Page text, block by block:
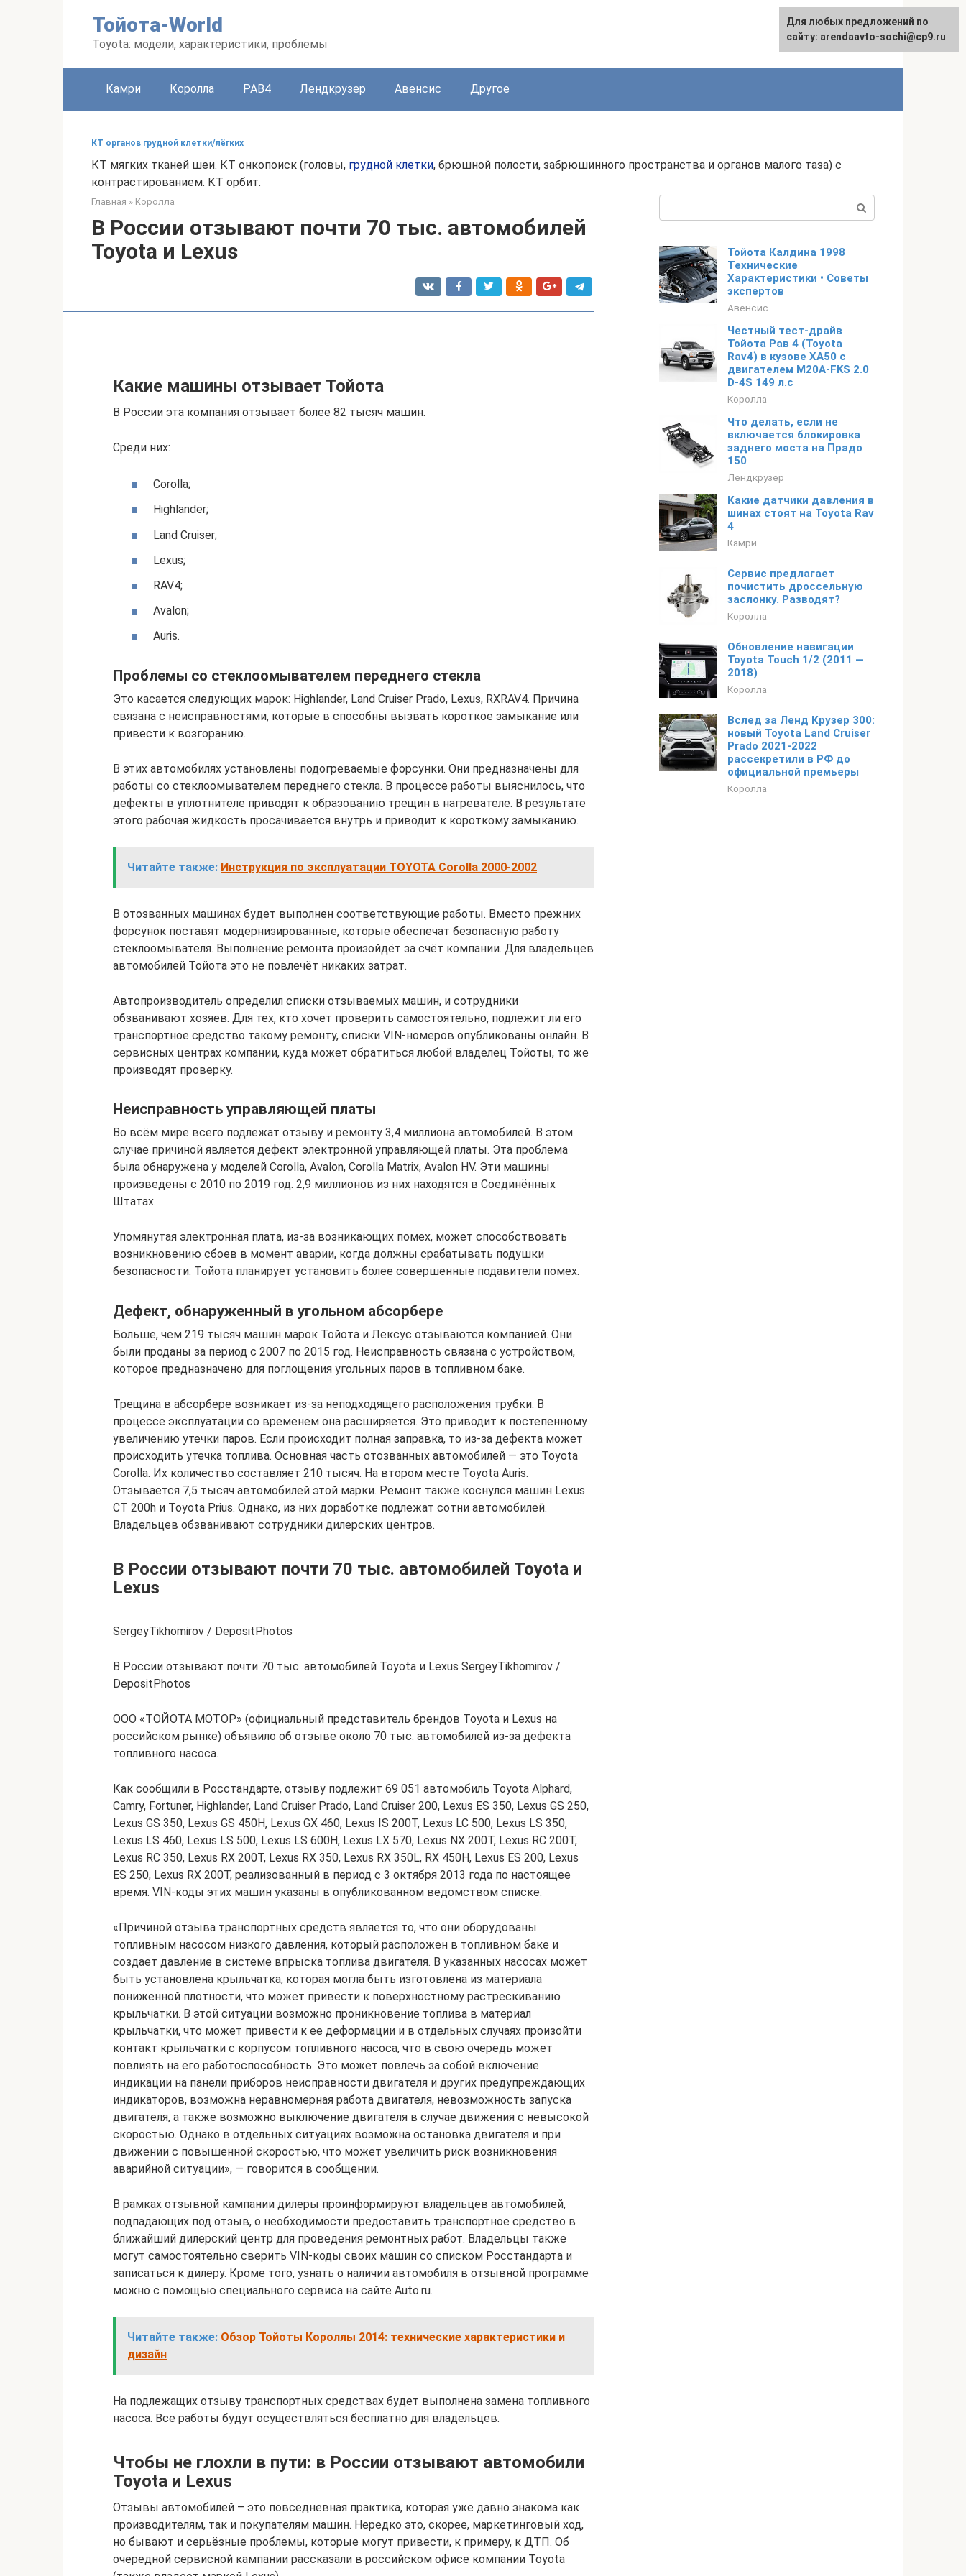
Тойота-World
Toyota: модели, характеристики, проблемы
English
Камри Королла РАВ4 Лендкрузер Авенсис Другое
КТ органов грудной клетки/лёгких
КТ мягких тканей шеи. КТ онкопоиск (головы, грудной клетки, брюшной полости, забрюшинного пространства и органов малого таза) с
контрастированием. КТ орбит.
Главная » Королла
В России отзывают почти 70 тыс. автомобилей
Toyota и Lexus
Какие машины отзывает Тойота
В России эта компания отзывает более 82 тысяч машин.
Среди них:
Corolla;
Highlander;
Land Cruiser;
Lexus;
RAV4;
Avalon;
Auris.
Проблемы со стеклоомывателем переднего стекла
Это касается следующих марок: Highlander, Land Cruiser Prado, Lexus, RXRAV4. Причина
связана с неисправностями, которые в способны вызвать короткое замыкание или
привести к возгоранию.
В этих автомобилях установлены подогреваемые форсунки. Они предназначены для
работы со стеклоомывателем переднего стекла. В процессе работы выяснилось, что
дефекты в уплотнителе приводят к образованию трещин в нагревателе. В результате
этого рабочая жидкость просачивается внутрь и приводит к короткому замыканию.
Читайте также: Инструкция по эксплуатации TOYOTA Corolla 2000-2002
В отозванных машинах будет выполнен соответствующие работы. Вместо прежних
форсунок поставят модернизированные, которые обеспечат безопасную работу
стеклоомывателя. Выполнение ремонта произойдёт за счёт компании. Для владельцев
автомобилей Тойота это не повлечёт никаких затрат.
Автопроизводитель определил списки отзываемых машин, и сотрудники
обзванивают хозяев. Для тех, кто хочет проверить самостоятельно, подлежит ли его
транспортное средство такому ремонту, списки VIN-номеров опубликованы онлайн. В
сервисных центрах компании, куда может обратиться любой владелец Тойоты, то же
производят проверку.
Неисправность управляющей платы
Во всём мире всего подлежат отзыву и ремонту 3,4 миллиона автомобилей. В этом
случае причиной является дефект электронной управляющей платы. Эта проблема
была обнаружена у моделей Corolla, Avalon, Corolla Matrix, Avalon HV. Эти машины
произведены с 2010 по 2019 год. 2,9 миллионов из них находятся в Соединённых
Штатах.
Упомянутая электронная плата, из-за возникающих помех, может способствовать
возникновению сбоев в момент аварии, когда должны срабатывать подушки
безопасности. Тойота планирует установить более совершенные подавители помех.
Дефект, обнаруженный в угольном абсорбере
Больше, чем 219 тысяч машин марок Тойота и Лексус отзываются компанией. Они
были проданы за период с 2007 по 2015 год. Неисправность связана с устройством,
которое предназначено для поглощения угольных паров в топливном баке.
Трещина в абсорбере возникает из-за неподходящего расположения трубки. В
процессе эксплуатации со временем она расширяется. Это приводит к постепенному
увеличению утечки паров. Если происходит полная заправка, то из-за дефекта может
происходить утечка топлива. Основная часть отозванных автомобилей — это Toyota
Corolla. Их количество составляет 210 тысяч. На втором месте Toyota Auris.
Отзывается 7,5 тысяч автомобилей этой марки. Ремонт также коснулся машин Lexus
CT 200h и Toyota Prius. Однако, из них доработке подлежат сотни автомобилей.
Владельцев обзванивают сотрудники дилерских центров.
В России отзывают почти 70 тыс. автомобилей Toyota и
Lexus
SergeyTikhomirov / DepositPhotos
В России отзывают почти 70 тыс. автомобилей Toyota и Lexus SergeyTikhomirov /
DepositPhotos
ООО «ТОЙОТА МОТОР» (официальный представитель брендов Toyota и Lexus на
российском рынке) объявило об отзыве около 70 тыс. автомобилей из-за дефекта
топливного насоса.
Как сообщили в Росстандарте, отзыву подлежит 69 051 автомобиль Toyota Alphard,
Camry, Fortuner, Highlander, Land Cruiser Prado, Land Cruiser 200, Lexus ES 350, Lexus GS 250,
Lexus GS 350, Lexus GS 450H, Lexus GX 460, Lexus IS 200T, Lexus LC 500, Lexus LS 350,
Lexus LS 460, Lexus LS 500, Lexus LS 600H, Lexus LX 570, Lexus NX 200T, Lexus RC 200T,
Lexus RC 350, Lexus RX 200T, Lexus RX 350, Lexus RX 350L, RX 450H, Lexus ES 200, Lexus
ES 250, Lexus RX 200T, реализованный в период с 3 октября 2013 года по настоящее
время. VIN-коды этих машин указаны в опубликованном ведомством списке.
«Причиной отзыва транспортных средств является то, что они оборудованы
топливным насосом низкого давления, который расположен в топливном баке и
создает давление в системе впрыска топлива двигателя. В указанных насосах может
быть установлена крыльчатка, которая могла быть изготовлена из материала
пониженной плотности, что может привести к поверхностному растрескиванию
крыльчатки. В этой ситуации возможно проникновение топлива в материал
крыльчатки, что может привести к ее деформации и в отдельных случаях произойти
контакт крыльчатки с корпусом топливного насоса, что в свою очередь может
повлиять на его работоспособность. Это может повлечь за собой включение
индикации на панели приборов неисправности двигателя и других предупреждающих
индикаторов, возможна неравномерная работа двигателя, невозможность запуска
двигателя, а также возможно выключение двигателя в случае движения с невысокой
скоростью. Однако в отдельных ситуациях возможна остановка двигателя и при
движении с повышенной скоростью, что может увеличить риск возникновения
аварийной ситуации», — говорится в сообщении.
В рамках отзывной кампании дилеры проинформируют владельцев автомобилей,
подпадающих под отзыв, о необходимости предоставить транспортное средство в
ближайший дилерский центр для проведения ремонтных работ. Владельцы также
могут самостоятельно сверить VIN-коды своих машин со списком Росстандарта и
записаться к дилеру. Кроме того, узнать о наличии автомобиля в отзывной программе
можно с помощью специального сервиса на сайте Auto.ru.
Читайте также: Обзор Тойоты Короллы 2014: технические характеристики и
дизайн
На подлежащих отзыву транспортных средствах будет выполнена замена топливного
насоса. Все работы будут осуществляться бесплатно для владельцев.
Чтобы не глохли в пути: в России отзывают автомобили
Toyota и Lexus
Отзывы автомобилей – это повседневная практика, которая уже давно знакома как
производителям, так и покупателям машин. Нередко это, скорее, маркетинговый ход,
но бывают и серьёзные проблемы, которые могут привести, к примеру, к ДТП. Об
очередной сервисной кампании рассказали в российском офисе компании Toyota
Тойота Калдина 1998
Технические
Характеристики • Советы
экспертов
Авенсис
Честный тест-драйв
Тойота Рав 4 (Toyota
Rav4) в кузове XA50 с
двигателем M20A-FKS 2.0
D-4S 149 л.с
Королла
Что делать, если не
включается блокировка
заднего моста на Прадо
150
Лендкрузер
Какие датчики давления в
шинах стоят на Toyota Rav
4
Камри
Сервис предлагает
почистить дроссельную
заслонку. Разводят?
Королла
Обновление навигации
Toyota Touch 1/2 (2011 —
2018)
Королла
Вслед за Ленд Крузер 300:
новый Toyota Land Cruiser
Prado 2021-2022
рассекретили в РФ до
официальной премьеры
Королла
Для любых предложений по
сайту: arendaavto-sochi@cp9.ru